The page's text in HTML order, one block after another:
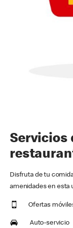
Servicios
Disfruta de tu
amenidades en esta
Ofertas
Auto-servicio